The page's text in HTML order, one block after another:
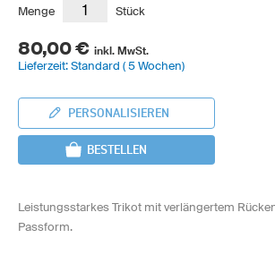
Menge Stück
80,00 € inkl. MwSt.
Lieferzeit: Standard ( 5 Wochen)
PERSONALISIEREN
BESTELLEN
Leistungsstarkes Trikot mit verlängertem
Passform.